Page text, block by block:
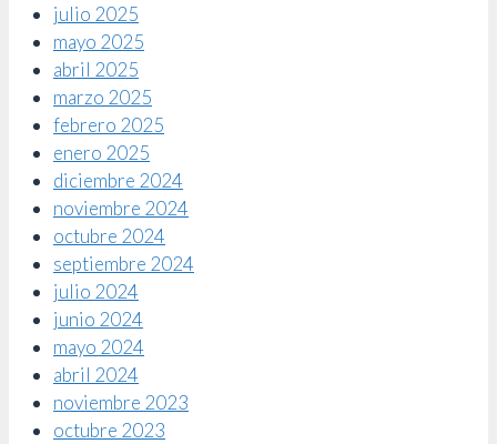
julio 2025
mayo 2025
abril 2025
marzo 2025
febrero 2025
enero 2025
diciembre 2024
noviembre 2024
octubre 2024
septiembre 2024
julio 2024
junio 2024
mayo 2024
abril 2024
noviembre 2023
octubre 2023